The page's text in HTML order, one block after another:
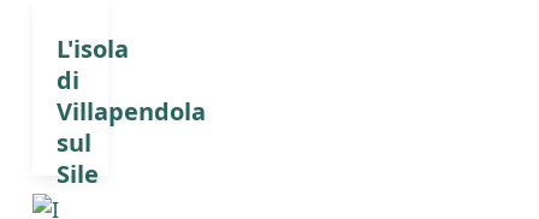
L'isola
di
Villapendola
sul
Sile